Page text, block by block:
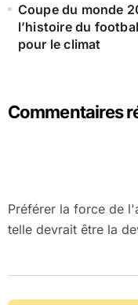
Coupe du monde
l’histoire du
pour le climat
Commentaires
Préférer la force de
telle devrait être la